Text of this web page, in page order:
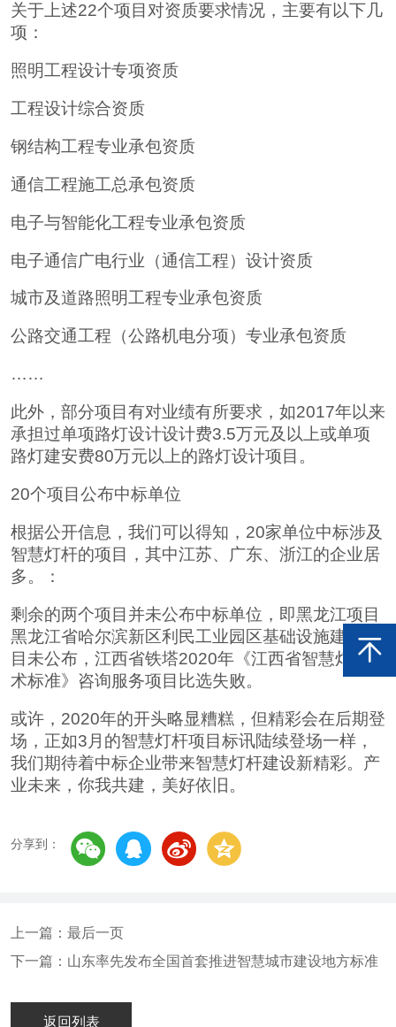
关于上述22个项目对资质要求情况，主要有以下几
项：
照明工程设计专项资质
工程设计综合资质
钢结构工程专业承包资质
通信工程施工总承包资质
电子与智能化工程专业承包资质
电子通信广电行业（通信工程）设计资质
城市及道路照明工程专业承包资质
公路交通工程（公路机电分项）专业承包资质
……
此外，部分项目有对业绩有所要求，如2017年以来
承担过单项路灯设计设计费3.5万元及以上或单项
路灯建安费80万元以上的路灯设计项目。
20个项目公布中标单位
根据公开信息，我们可以得知，20家单位中标涉及
智慧灯杆的项目，其中江苏、广东、浙江的企业居
多。：
剩余的两个项目并未公布中标单位，即黑龙江项目
黑龙江省哈尔滨新区利民工业园区基础设施建设项
目未公布，江西省铁塔2020年《江西省智慧灯杆技
术标准》咨询服务项目比选失败。
或许，2020年的开头略显糟糕，但精彩会在后期登
场，正如3月的智慧灯杆项目标讯陆续登场一样，
我们期待着中标企业带来智慧灯杆建设新精彩。产
业未来，你我共建，美好依旧。
分享到：
上一篇：最后一页
下一篇：山东率先发布全国首套推进智慧城市建设地方标准
返回列表